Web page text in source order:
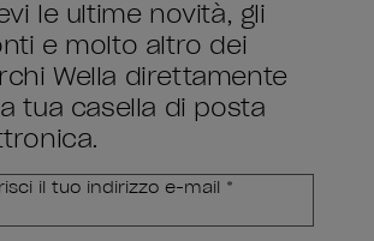
le ultime novità, gli
e molto altro dei
Wella direttamente
tua casella di posta
il tuo indirizzo e-mail *